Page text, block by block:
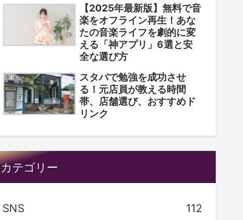
【2025年最新版】無料で音
楽をオフライン再生！あな
たの音楽ライフを劇的に変
える「神アプリ」6選と安
全な選び方
スタバで勉強を成功させ
る！元店員が教える時間
帯、店舗選び、おすすめド
リンク
カテゴリー
SNS 112